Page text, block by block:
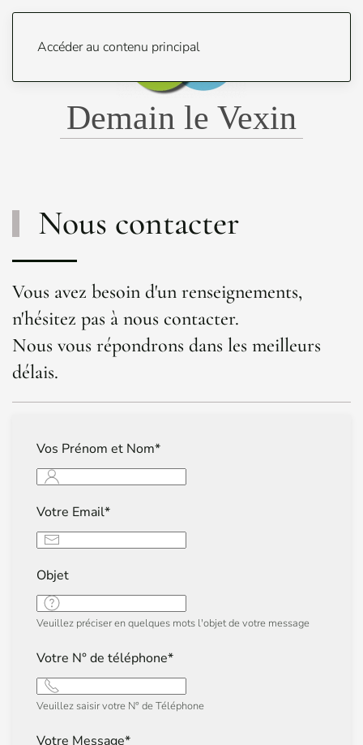
Accéder au contenu principal
Demain le Vexin
Nous contacter
Vous avez besoin d'un renseignements,
n'hésitez pas à nous contacter.
Nous vous répondrons dans les meilleurs
délais.
Vos Prénom et Nom*
Votre Email*
Objet
Veuillez préciser en quelques mots l'objet de votre message
Votre N° de téléphone*
Veuillez saisir votre N° de Téléphone
Votre Message*